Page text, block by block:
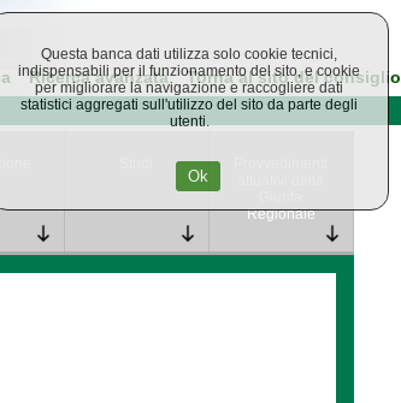
Ricerca avanzata Torna al sito del consiglio
Regionale
Questa banca dati utilizza solo cookie tecnici,
indispensabili per il funzionamento del sito, e cookie
per migliorare la navigazione e raccogliere dati
statistici aggregati sull'utilizzo del sito da parte degli
utenti.
Ok